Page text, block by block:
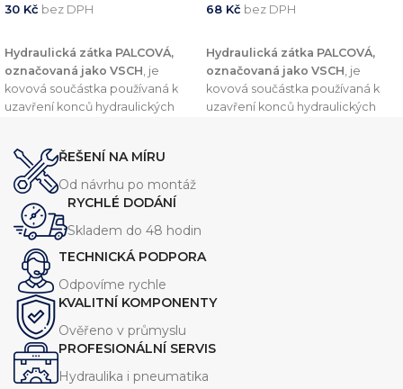
30 Kč bez DPH
Hydraulická zátka PALCOVÁ,
označovaná jako VSCH , je
kovová součástka používaná k
uzavření konců hydraulických
s normouDIN 2353, což zajišťuje
vysokou kvalitu a kompatibilitu s
dalšími komponenty v
hydraulických systémech.
68 Kč bez DPH
Hydraulická zátka PALCOVÁ,
označovaná jako VSCH , je
kovová součástka používaná k
uzavření konců hydraulických
ŘEŠENÍ NA MÍRU
Od návrhu po montáž
RYCHLÉ DODÁNÍ
Skladem do 48 hodin
TECHNICKÁ PODPORA
Odpovíme rychle
KVALITNÍ KOMPONENTY
Ověřeno v průmyslu
PROFESIONÁLNÍ SERVIS
Hydraulika i pneumatika